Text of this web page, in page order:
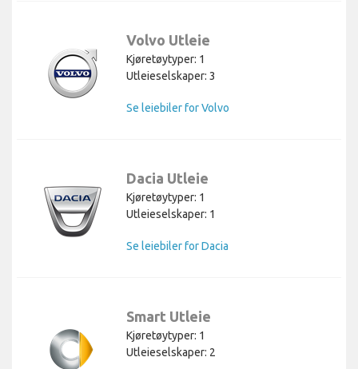
Volvo Utleie
Kjøretøytyper: 1
Utleieselskaper: 3
Se leiebiler for Volvo
Dacia Utleie
Kjøretøytyper: 1
Utleieselskaper: 1
Se leiebiler for Dacia
Smart Utleie
Kjøretøytyper: 1
Utleieselskaper: 2